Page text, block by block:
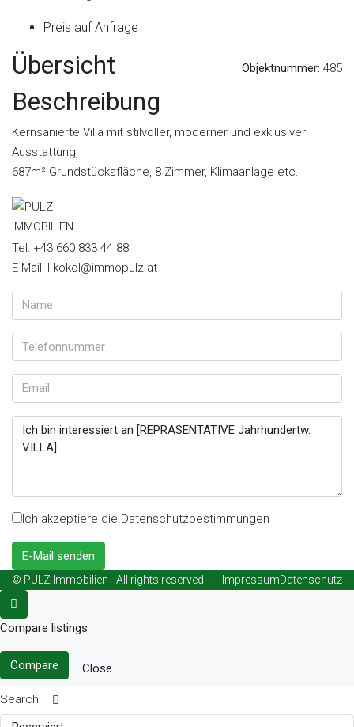
Preis auf Anfrage
Übersicht Objektnummer: 485
Beschreibung
Kernsanierte Villa mit stilvoller, moderner und exklusiver
Ausstattung,
687m² Grundstücksfläche, 8 Zimmer, Klimaanlage etc.
Tel: +43 660 833 44 88
E-Mail: l.kokol@immopulz.at
Ich akzeptiere die Datenschutzbestimmungen
E-Mail senden
© PULZ Immobilien - All rights reserved ImpressumDatenschutz
Compare listings
Compare Close
Search